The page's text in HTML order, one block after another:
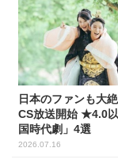
日本のファンも大
CS放送開始 ★4.0
国時代劇」4選
2026.07.16